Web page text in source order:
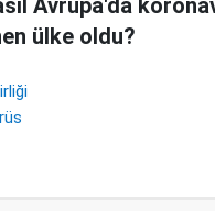
ülke oldu?